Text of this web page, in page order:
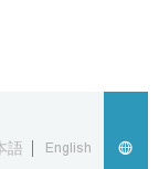
English
語